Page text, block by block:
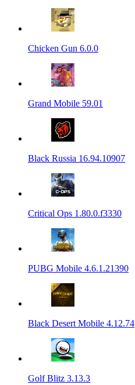
Chicken Gun 6.0.0
Grand Mobile 59.01
Black Russia 16.94.10907
Critical Ops 1.80.0.f3330
PUBG Mobile 4.6.1.21390
Black Desert Mobile 4.12.74
Golf Blitz 3.13.3